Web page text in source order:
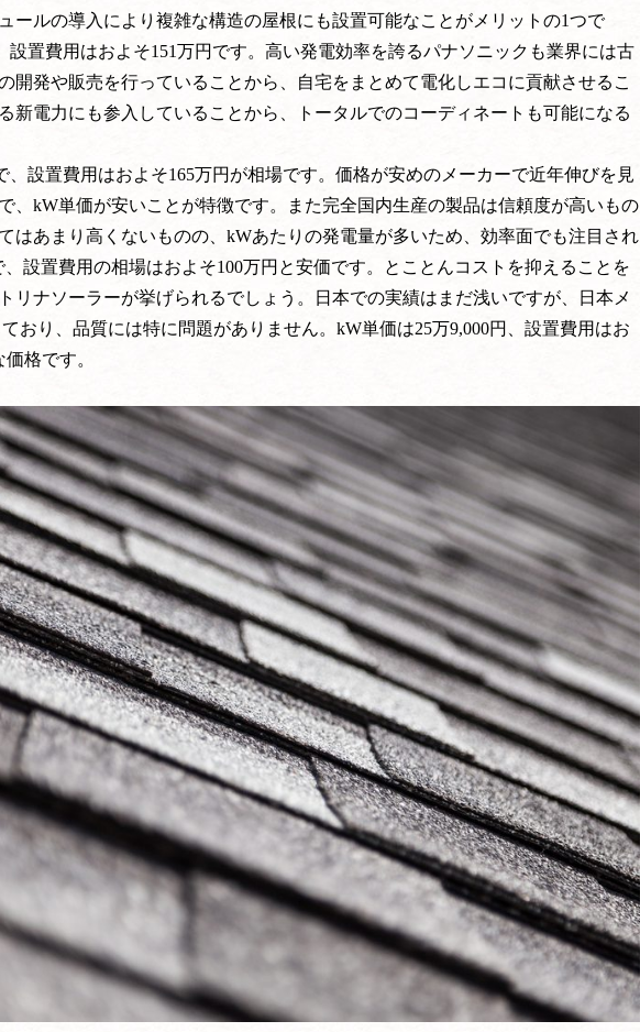
ールの導入により複雑な構造の屋根にも設置可能なことがメリットの1つで
設置費用はおよそ151万円です。高い発電効率を誇るパナソニックも業界には古
開発や販売を行っていることから、自宅をまとめて電化しエコに貢献させるこ
新電力にも参入していることから、トータルでのコーディネートも可能になる
、設置費用はおよそ165万円が相場です。価格が安めのメーカーで近年伸びを見
、kW単価が安いことが特徴です。また完全国内生産の製品は信頼度が高いもの
はあまり高くないものの、kWあたりの発電量が多いため、効率面でも注目され
設置費用の相場はおよそ100万円と安価です。とことんコストを抑えることを
リナソーラーが挙げられるでしょう。日本での実績はまだ浅いですが、日本メ
おり、品質には特に問題がありません。kW単価は25万9,000円、設置費用はお
格です。